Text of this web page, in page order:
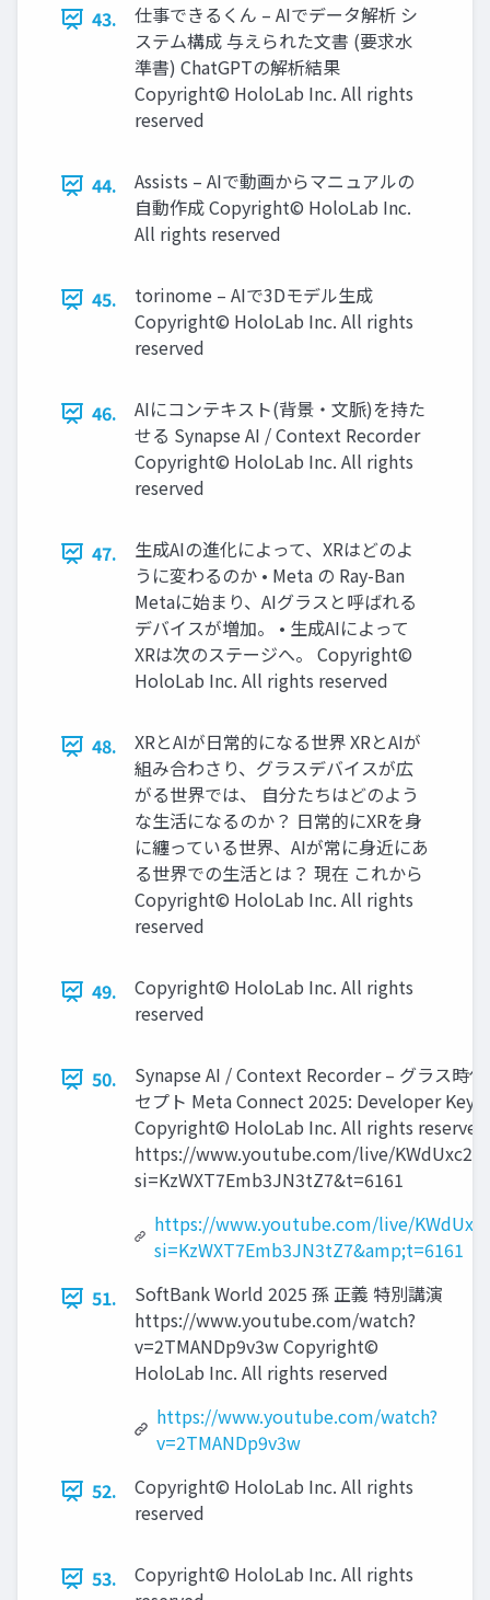
43.
仕事できるくん – AIでデータ解析 シ
ステム構成 与えられた文書 (要求水
準書) ChatGPTの解析結果
Copyright© HoloLab Inc. All rights
reserved
44.
Assists – AIで動画からマニュアルの
自動作成 Copyright© HoloLab Inc.
All rights reserved
45.
torinome – AIで3Dモデル生成
Copyright© HoloLab Inc. All rights
reserved
46.
AIにコンテキスト(背景・文脈)を持た
せる Synapse AI / Context Recorder
Copyright© HoloLab Inc. All rights
reserved
47.
生成AIの進化によって、XRはどのよ
うに変わるのか • Meta の Ray-Ban
Metaに始まり、AIグラスと呼ばれる
デバイスが増加。 • 生成AIによって
XRは次のステージへ。 Copyright©
HoloLab Inc. All rights reserved
48.
XRとAIが日常的になる世界 XRとAIが
組み合わさり、グラスデバイスが広
がる世界では、 自分たちはどのよう
な生活になるのか？ 日常的にXRを身
に纏っている世界、AIが常に身近にあ
る世界での生活とは？ 現在 これから
Copyright© HoloLab Inc. All rights
reserved
49.
Copyright© HoloLab Inc. All rights
reserved
50.
Synapse AI / Context Recorder – グラス時
セプト Meta Connect 2025: Developer
Copyright© HoloLab Inc. All rights reserved
https://www.youtube.com/live/
si=KzWXT7Emb3JN3tZ7&t=6161
https://www.youtube.com/live/
si=KzWXT7Emb3JN3tZ7&amp;t=6161
51.
SoftBank World 2025 孫 正義 特別講演
https://www.youtube.com/watch?
v=2TMANDp9v3w Copyright©
HoloLab Inc. All rights reserved
https://www.youtube.com/watch?
v=2TMANDp9v3w
52.
Copyright© HoloLab Inc. All rights
reserved
53.
Copyright© HoloLab Inc. All rights